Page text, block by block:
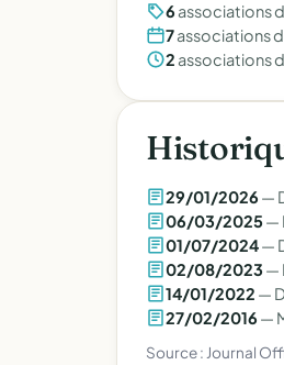
6 associations
7associations
2 associations
29/01/2026 —
06/03/2025—
01/07/2024—
02/08/2023—
14/01/2022 —
27/02/2016 —
Source : Journal